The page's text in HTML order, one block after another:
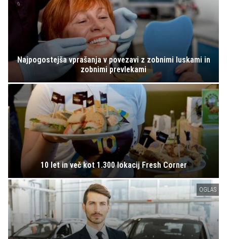
Najpogostejša vprašanja v povezavi z zobnimi luskami in
zobnimi prevlekami
10 let in več kot 1.300 lokacij Fresh Corner
OGLAS